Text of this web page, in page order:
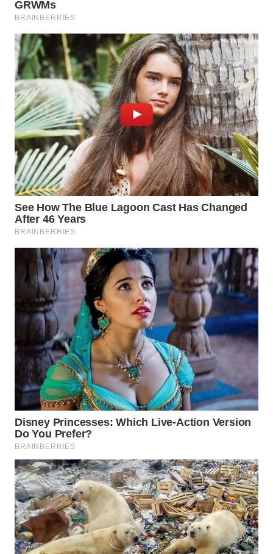
WN
PRIANGAN
TIMUR
WN
SEMARANG
WN
SOLO
WN
BOROBUDUR
WN
MADURA
WN
SURABAYA
WN
NATUNA
WN
BINTAN
WN
MANDALIKA
WN
LIKUPANG
WN
LABUANBAJO
WN
BORNEO